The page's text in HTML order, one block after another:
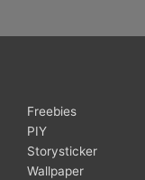
Freebies
PIY
Storysticker
Wallpaper